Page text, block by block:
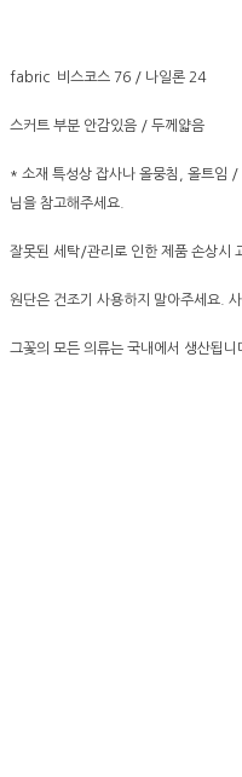
fabric 비스코스 76 / 나일론 24
스커트 부분 안감있음 / 두께얇음
* 소재 특성상 잡사나 올뭉침, 올트임
님을 참고해주세요.
잘못된 세탁/관리로 인한 제품 손상시
원단은 건조기 사용하지 말아주세요.
그꽃의 모든 의류는 국내에서 생산됩니